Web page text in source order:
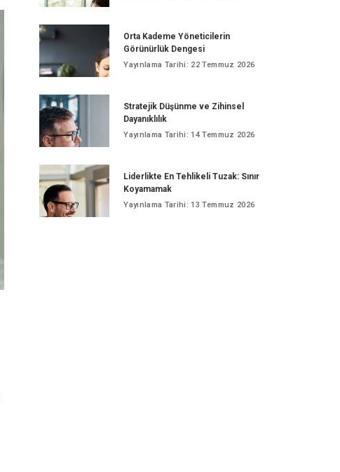
Orta Kademe Yöneticilerin
Görünürlük Dengesi
Yayınlama Tarihi: 22 Temmuz 2026
Stratejik Düşünme ve Zihinsel
Dayanıklılık
Yayınlama Tarihi: 14 Temmuz 2026
Liderlikte En Tehlikeli Tuzak: Sınır
Koyamamak
Yayınlama Tarihi: 13 Temmuz 2026